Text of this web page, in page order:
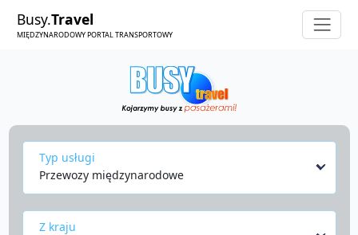
Busy.Travel
MIĘDZYNARODOWY PORTAL TRANSPORTOWY
Typ usługi
Przewozy międzynarodowe
Z kraju